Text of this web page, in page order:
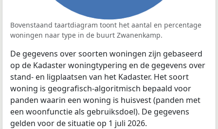
Bovenstaand taartdiagram toont het aantal en percentage
woningen naar type in de buurt Zwanenkamp.
De gegevens over soorten woningen zijn gebaseerd
op de Kadaster woningtypering en de gegevens over
stand- en ligplaatsen van het Kadaster. Het soort
woning is geografisch-algoritmisch bepaald voor
panden waarin een woning is huisvest (panden met
een woonfunctie als gebruiksdoel). De gegevens
gelden voor de situatie op 1 juli 2026.